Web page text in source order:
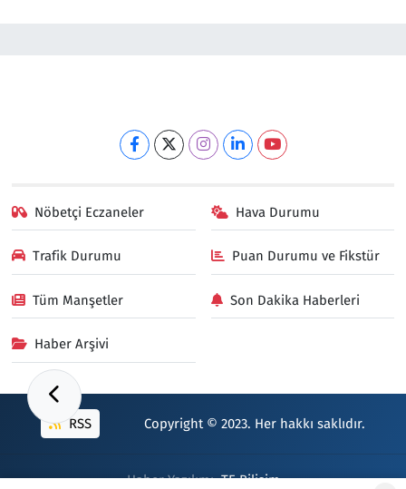
Nöbetçi Eczaneler Hava Durumu
Trafik Durumu Puan Durumu ve Fikstür
Tüm Manşetler Son Dakika Haberleri
Haber Arşivi
RSS Copyright © 2023. Her hakkı saklıdır.
Haber Yazılımı:TE Bilişim